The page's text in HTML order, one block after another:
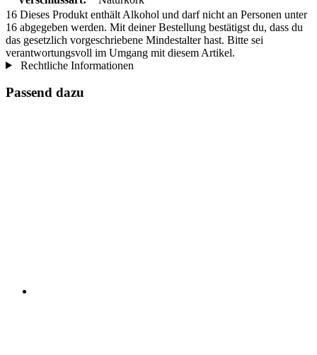
16 Dieses Produkt enthält Alkohol und darf nicht an Personen unter
16 abgegeben werden. Mit deiner Bestellung bestätigst du, dass du
das gesetzlich vorgeschriebene Mindestalter hast. Bitte sei
verantwortungsvoll im Umgang mit diesem Artikel.
Rechtliche Informationen
Passend dazu